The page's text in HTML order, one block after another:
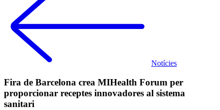
Notícies
Fira de Barcelona crea MIHealth Forum per
proporcionar receptes innovadores al sistema
sanitari